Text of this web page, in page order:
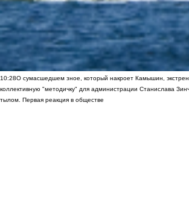
10:28О сумасшедшем зное, который накроет Камышин,
коллективную "методичку" для администрации Станислава
тылом. Первая реакция в обществе